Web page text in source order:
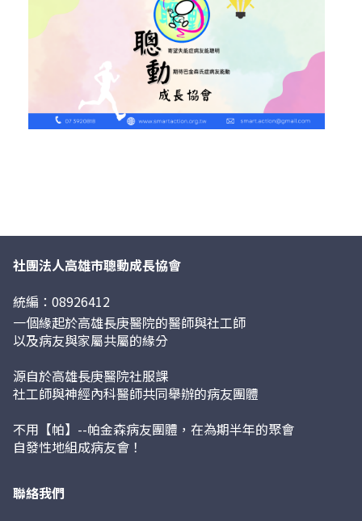
社團法人高雄市聰動成長協會
統編：08926412
一個緣起於高雄長庚醫院的醫師與社工師
以及病友與家屬共屬的緣分
源自於高雄長庚醫院社服課
社工師與神經內科醫師共同舉辦的病友團體
不用【帕】--帕金森病友團體，在為期半年的聚會
自發性地組成病友會！
聯絡我們